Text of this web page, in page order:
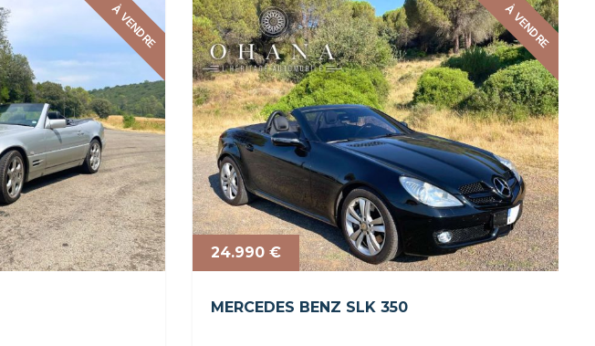
À VENDRE À VENDRE
24.990 €
MERCEDES BENZ SLK 350